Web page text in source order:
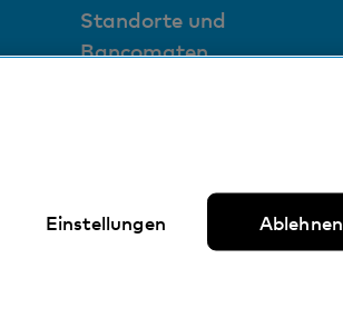
Standorte und
Bancomaten
Einstellungen Ablehnen